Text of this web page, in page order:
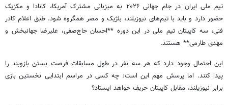
تیم ملی ایران در جام جهانی ۲۰۲۶ به میزبانی مشترک آمریکا، کانادا و مکزیک
حضور دارد و باید با تیم‌های نیوزیلند، بلژیک و مصر همگروه شود. طبق اعلام کادر
فنی، سه کاپیتان تیم ملی در این دوره **احسان حاج‌صفی، علیرضا جهانبخش و
مهدی طارمی** هستند.
این احتمال وجود دارد که هر سه نفر در طول مسابقات فرصت بستن بازوبند را
پیدا کنند. اما پرسش مهم این است: چه کسی در مراسم ابتدایی نخستین بازی
برابر نیوزیلند، مقابل کاپیتان حریف خواهد ایستاد؟